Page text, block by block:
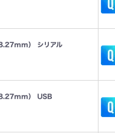
） シリアル
） USB